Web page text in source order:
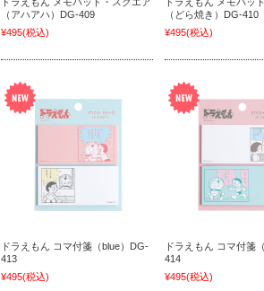
（アハアハ）DG-409
¥495(税込)
（どら焼き）DG-410
¥495(税込)
ドラえもん コマ付箋（blue）DG-
413
¥495(税込)
ドラえもん コマ付箋
414
¥495(税込)